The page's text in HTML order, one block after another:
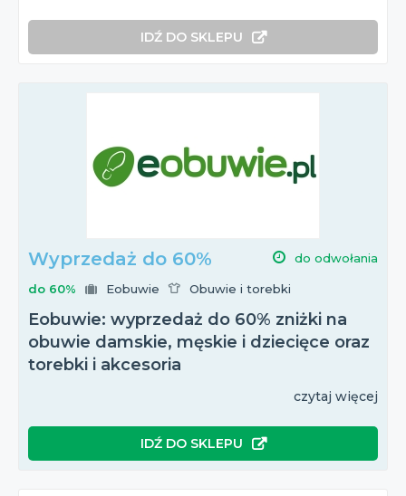
IDŹ DO SKLEPU
Wyprzedaż do 60% do odwołania
do 60% Eobuwie Obuwie i torebki
Eobuwie: wyprzedaż do 60% zniżki na
obuwie damskie, męskie i dziecięce oraz
torebki i akcesoria
czytaj więcej
IDŹ DO SKLEPU